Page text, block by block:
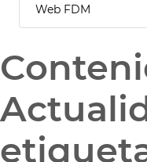
Web FDM